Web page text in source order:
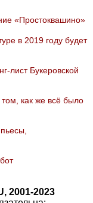
«Простоквашино»
в 2019 году будет
лист Букеровской
как же всё было
2001-2023